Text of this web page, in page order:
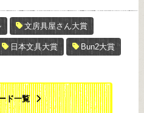
文房具屋さん大賞
日本文具大賞 Bun2大賞
ド一覧